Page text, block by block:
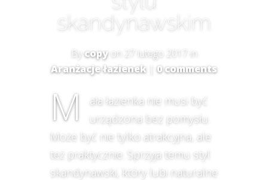
skandynawskim
Bycopyon 27 lutego 2017 in
Aranżacje łazienek |0 comments
M
ała łazienka nie musi być
urządzona bez pomysłu.
Może być nie tylko atrakcyjna, ale
też praktycznie. Sprzyja temu styl
skandynawski, który lubi naturalne